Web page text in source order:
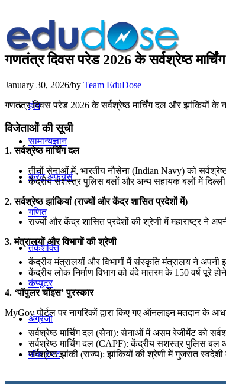
होम
सामान्यज्ञान
करेंट अफेयर्स
गणित
तर्कशक्ति
कंप्यूटर
अंग्रेजी
मॉक टेस्ट
गणतंत्र दिवस परेड 2026 के सर्वश्रेष्ठ
January 30, 2026/by Team EduDose
गणतंत्र दिवस परेड 2026 के सर्वश्रेष्ठ मार्चिंग दल और झांकियों के
विजेताओं की सूची
1. सर्वश्रेष्ठ मार्चिंग दल
तीनों सेनाओं में, भारतीय नौसेना (Indian Navy) को सर्वश्रेष्ठ
केंद्रीय सशस्त्र पुलिस बलों और अन्य सहायक बलों में
2. सर्वश्रेष्ठ झांकियां (राज्यों और केंद्र शासित प्रदेशों में)
राज्यों और केंद्र शासित प्रदेशों की श्रेणी में महाराष्ट्र ने
3. मंत्रालयों और विभागों की श्रेणी
केंद्रीय मंत्रालयों और विभागों में संस्कृति मंत्रालय ने अपनी
केंद्रीय लोक निर्माण विभाग को वंदे मातरम के 150 वर्ष पूरे
4. ‘पॉपुलर चॉइस’ पुरस्कार
MyGov पोर्टल पर नागरिकों द्वारा किए गए ऑनलाइन मतदान के
सर्वश्रेष्ठ मार्चिंग दल (सेना): सेनाओं में असम रेजीमेंट को
सर्वश्रेष्ठ मार्चिंग दल (CAPF): केंद्रीय सशस्त्र पुलिस बल
सर्वश्रेष्ठ झांकी (राज्य): झांकियों की श्रेणी में गुजरात